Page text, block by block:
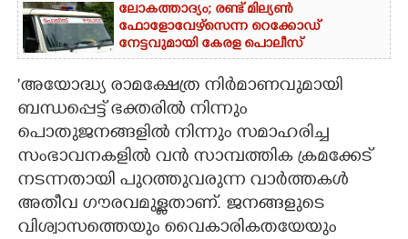
ലോകത്താദ്യം; രണ്ട് മില്യണ്‍
ഫോളോവേഴ്‌സെന്ന റെക്കോഡ്
നേട്ടവുമായി കേരള പൊലീസ്
'അയോദ്ധ്യ രാമക്ഷേത്ര നിർമാണവുമായി
ബന്ധപ്പെട്ട് ഭക്തരിൽ നിന്നും
പൊതുജനങ്ങളിൽ നിന്നും സമാഹരിച്ച
സംഭാവനകളിൽ വൻ സാമ്പത്തിക ക്രമക്കേട്
നടന്നതായി പുറത്തുവരുന്ന വാർത്തകൾ
അതീവ ഗൗരവമുള്ളതാണ്. ജനങ്ങളുടെ ​
വിശ്വാസത്തെയും വൈകാരികതയേയും